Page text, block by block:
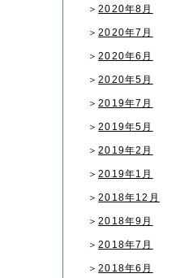
＞2020年8月
＞2020年7月
＞2020年6月
＞2020年5月
＞2019年7月
＞2019年5月
＞2019年2月
＞2019年1月
＞2018年12月
＞2018年9月
＞2018年7月
＞2018年6月